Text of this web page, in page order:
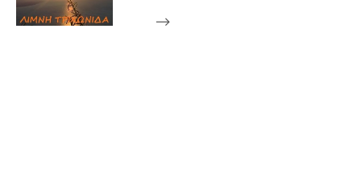
-->